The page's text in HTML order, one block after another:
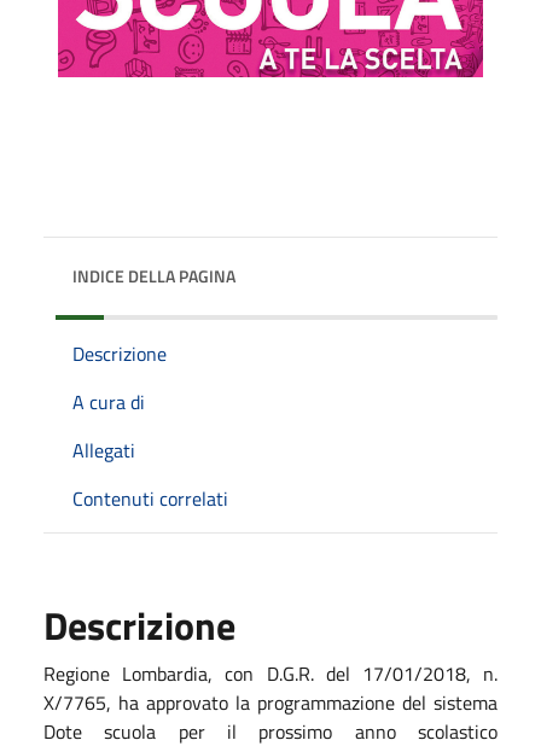
INDICE DELLA PAGINA
Descrizione
A cura di
Allegati
Contenuti correlati
Descrizione
Regione Lombardia, con D.G.R. del 17/01/2018, n.
X/7765, ha approvato la programmazione del sistema
Dote scuola per il prossimo anno scolastico